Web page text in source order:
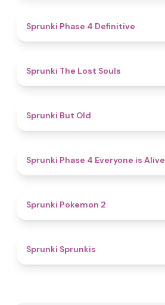
Sprunki Phase 4 Definitive
Sprunki The Lost Souls
Sprunki But Old
Sprunki Phase 4 Everyone is Alive
Sprunki Pokemon 2
Sprunki Sprunkis